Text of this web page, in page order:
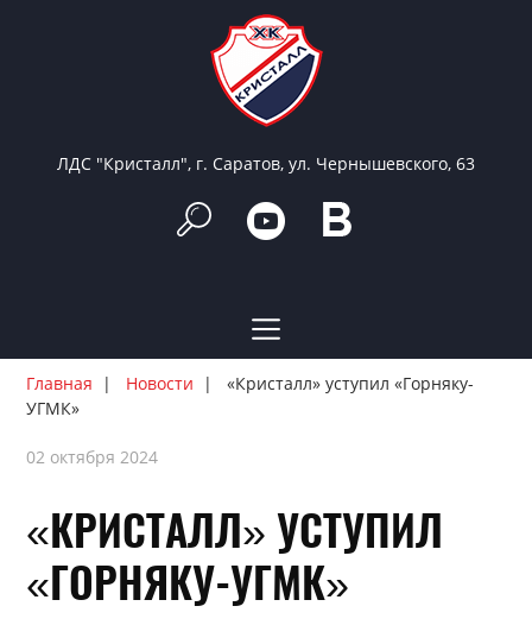
ЛДС "Кристалл", г. Саратов, ул. Чернышевского, 63
Главная Новости
«Кристалл» уступил «Горняку-
УГМК»
02 октября 2024
«КРИСТАЛЛ» УСТУПИЛ
«ГОРНЯКУ-УГМК»